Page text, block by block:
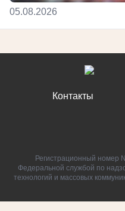
05.08.2026
Контакты
Регистрационный
Федеральной службой по
технологий и массовых